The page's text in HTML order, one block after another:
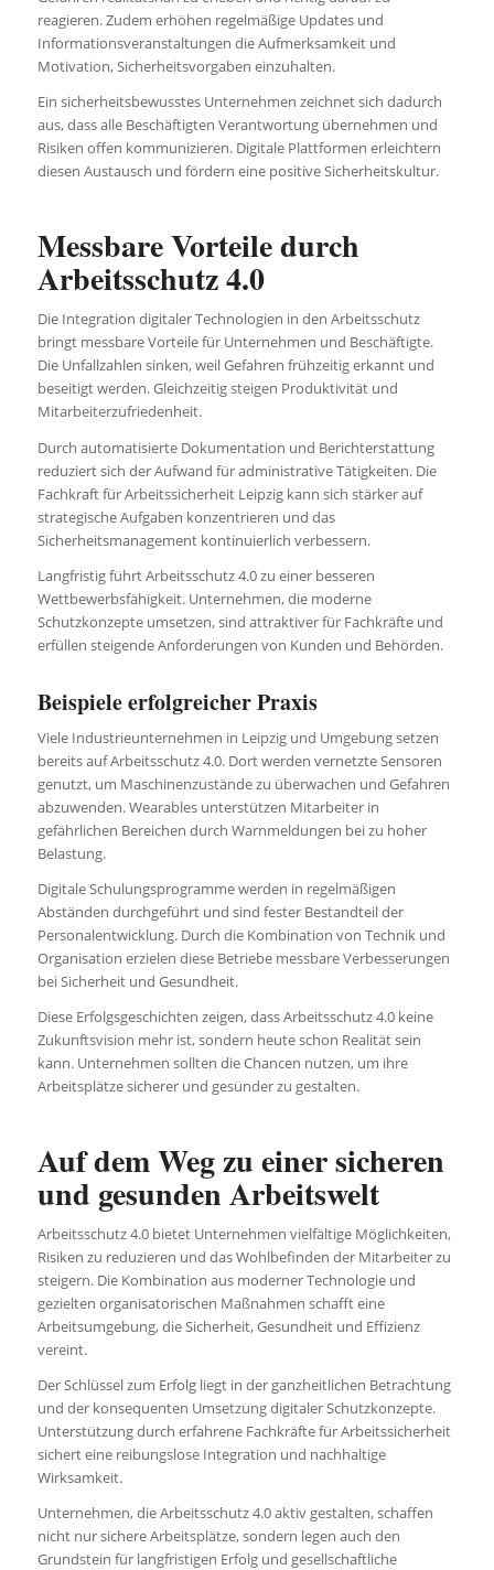
reagieren. Zudem erhöhen regelmäßige Updates und
Informationsveranstaltungen die Aufmerksamkeit und
Motivation, Sicherheitsvorgaben einzuhalten.
Ein sicherheitsbewusstes Unternehmen zeichnet sich dadurch
aus, dass alle Beschäftigten Verantwortung übernehmen und
Risiken offen kommunizieren. Digitale Plattformen erleichtern
diesen Austausch und fördern eine positive Sicherheitskultur.
Messbare Vorteile durch
Arbeitsschutz 4.0
Die Integration digitaler Technologien in den Arbeitsschutz
bringt messbare Vorteile für Unternehmen und Beschäftigte.
Die Unfallzahlen sinken, weil Gefahren frühzeitig erkannt und
beseitigt werden. Gleichzeitig steigen Produktivität und
Mitarbeiterzufriedenheit.
Durch automatisierte Dokumentation und Berichterstattung
reduziert sich der Aufwand für administrative Tätigkeiten. Die
Fachkraft für Arbeitssicherheit Leipzig kann sich stärker auf
strategische Aufgaben konzentrieren und das
Sicherheitsmanagement kontinuierlich verbessern.
Langfristig führt Arbeitsschutz 4.0 zu einer besseren
Wettbewerbsfähigkeit. Unternehmen, die moderne
Schutzkonzepte umsetzen, sind attraktiver für Fachkräfte und
erfüllen steigende Anforderungen von Kunden und Behörden.
Beispiele erfolgreicher Praxis
Viele Industrieunternehmen in Leipzig und Umgebung setzen
bereits auf Arbeitsschutz 4.0. Dort werden vernetzte Sensoren
genutzt, um Maschinenzustände zu überwachen und Gefahren
abzuwenden. Wearables unterstützen Mitarbeiter in
gefährlichen Bereichen durch Warnmeldungen bei zu hoher
Belastung.
Digitale Schulungsprogramme werden in regelmäßigen
Abständen durchgeführt und sind fester Bestandteil der
Personalentwicklung. Durch die Kombination von Technik und
Organisation erzielen diese Betriebe messbare Verbesserungen
bei Sicherheit und Gesundheit.
Diese Erfolgsgeschichten zeigen, dass Arbeitsschutz 4.0 keine
Zukunftsvision mehr ist, sondern heute schon Realität sein
kann. Unternehmen sollten die Chancen nutzen, um ihre
Arbeitsplätze sicherer und gesünder zu gestalten.
Auf dem Weg zu einer sicheren
und gesunden Arbeitswelt
Arbeitsschutz 4.0 bietet Unternehmen vielfältige Möglichkeiten,
Risiken zu reduzieren und das Wohlbefinden der Mitarbeiter zu
steigern. Die Kombination aus moderner Technologie und
gezielten organisatorischen Maßnahmen schafft eine
Arbeitsumgebung, die Sicherheit, Gesundheit und Effizienz
vereint.
Der Schlüssel zum Erfolg liegt in der ganzheitlichen Betrachtung
und der konsequenten Umsetzung digitaler Schutzkonzepte.
Unterstützung durch erfahrene Fachkräfte für Arbeitssicherheit
sichert eine reibungslose Integration und nachhaltige
Wirksamkeit.
Unternehmen, die Arbeitsschutz 4.0 aktiv gestalten, schaffen
nicht nur sichere Arbeitsplätze, sondern legen auch den
Grundstein für langfristigen Erfolg und gesellschaftliche